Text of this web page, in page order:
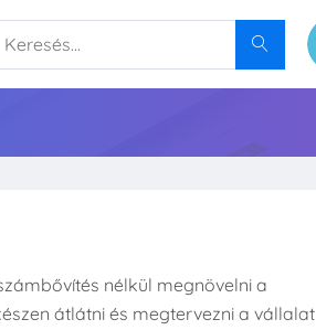
nélkül megnövelni a
átlátni és megtervezni a vállalat